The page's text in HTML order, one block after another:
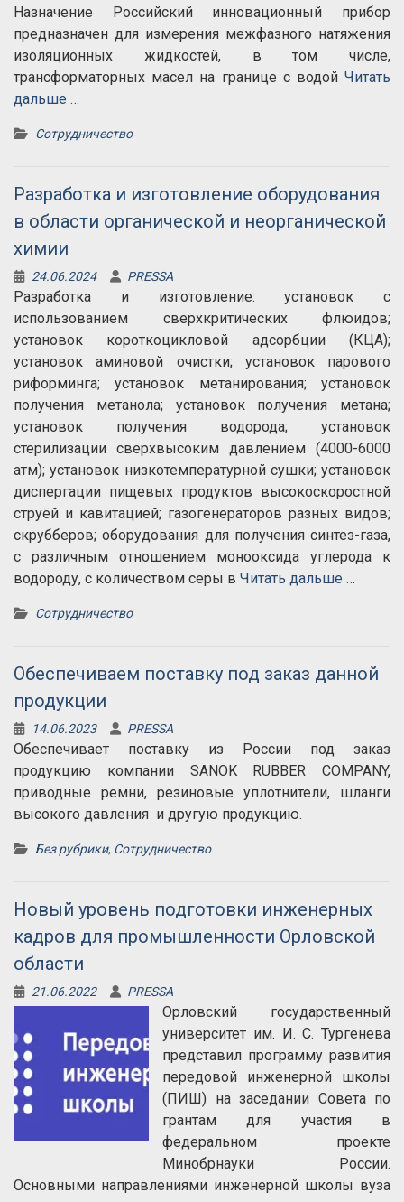
Назначение Российский инновационный прибор
предназначен для измерения межфазного натяжения
изоляционных жидкостей, в том числе,
трансформаторных масел на границе с водой Читать
дальше …
Сотрудничество
Разработка и изготовление оборудования
в области органической и неорганической
химии
24.06.2024 PRESSA
Разработка и изготовление: установок с
использованием сверхкритических флюидов;
установок короткоцикловой адсорбции (КЦА);
установок аминовой очистки; установок парового
риформинга; установок метанирования; установок
получения метанола; установок получения метана;
установок получения водорода; установок
стерилизации сверхвысоким давлением (4000-6000
атм); установок низкотемпературной сушки; установок
диспергации пищевых продуктов высокоскоростной
струёй и кавитацией; газогенераторов разных видов;
скрубберов; оборудования для получения синтез-газа,
с различным отношением монооксида углерода к
водороду, с количеством серы в Читать дальше …
Сотрудничество
Обеспечиваем поставку под заказ данной
продукции
14.06.2023 PRESSA
Обеспечивает поставку из России под заказ
продукцию компании SANOK RUBBER COMPANY,
приводные ремни, резиновые уплотнители, шланги
высокого давления и другую продукцию.
Без рубрики, Сотрудничество
Новый уровень подготовки инженерных
кадров для промышленности Орловской
области
21.06.2022 PRESSA
Орловский государственный
университет им. И. С. Тургенева
представил программу развития
передовой инженерной школы
(ПИШ) на заседании Совета по
грантам для участия в
федеральном проекте
Минобрнауки России.
Основными направлениями инженерной школы вуза